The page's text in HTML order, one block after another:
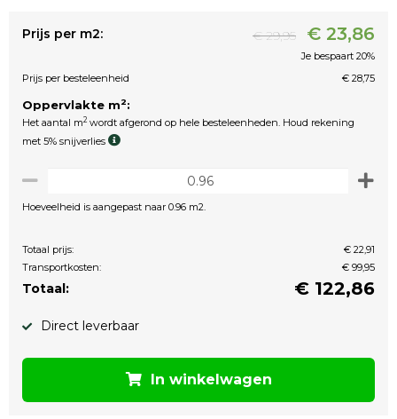
Prijs per m2: € 29,95 € 23,86
Je bespaart 20%
Prijs per besteleenheid
€ 28,75
Oppervlakte m2:
Het aantal m2 wordt afgerond op hele besteleenheden. Houd rekening
met 5% snijverlies
Hoeveelheid is aangepast naar 0.96 m2.
Totaal prijs:
€ 22,91
Transportkosten:
€ 99,95
Totaal: € 122,86
Direct leverbaar
In winkelwagen